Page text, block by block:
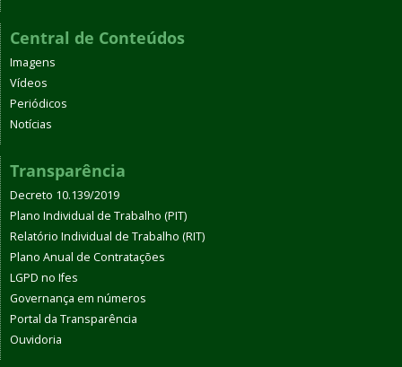
Central de Conteúdos
Imagens
Vídeos
Periódicos
Notícias
Transparência
Decreto 10.139/2019
Plano Individual de Trabalho (PIT)
Relatório Individual de Trabalho (RIT)
Plano Anual de Contratações
LGPD no Ifes
Governança em números
Portal da Transparência
Ouvidoria